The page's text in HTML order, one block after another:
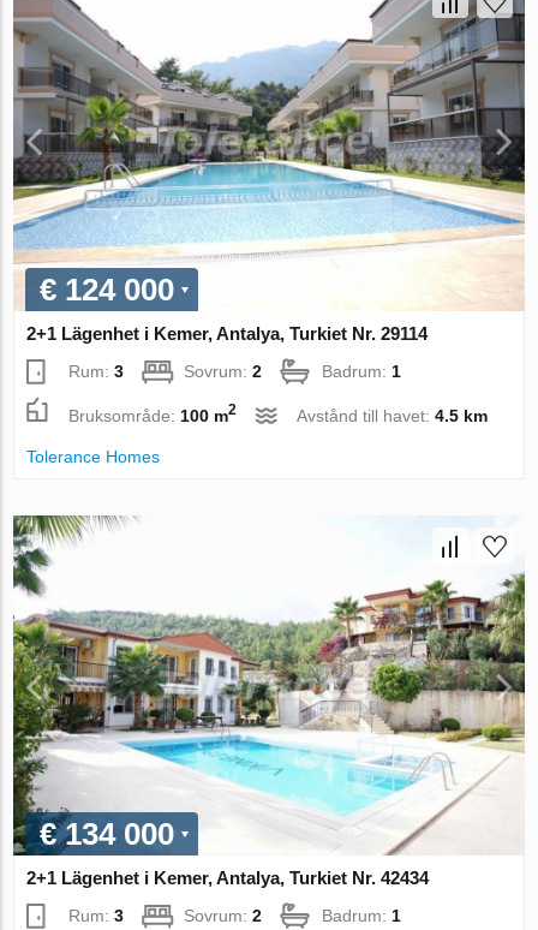
€ 124 000
2+1 Lägenhet i Kemer, Antalya, Turkiet Nr. 29114
Rum:3 Sovrum:2 Badrum: 1
Bruksområde: 100 m2 Avstånd till havet:4.5 km
Tolerance Homes
€ 134 000
2+1 Lägenhet i Kemer, Antalya, Turkiet Nr. 42434
Rum:3 Sovrum:2 Badrum:1